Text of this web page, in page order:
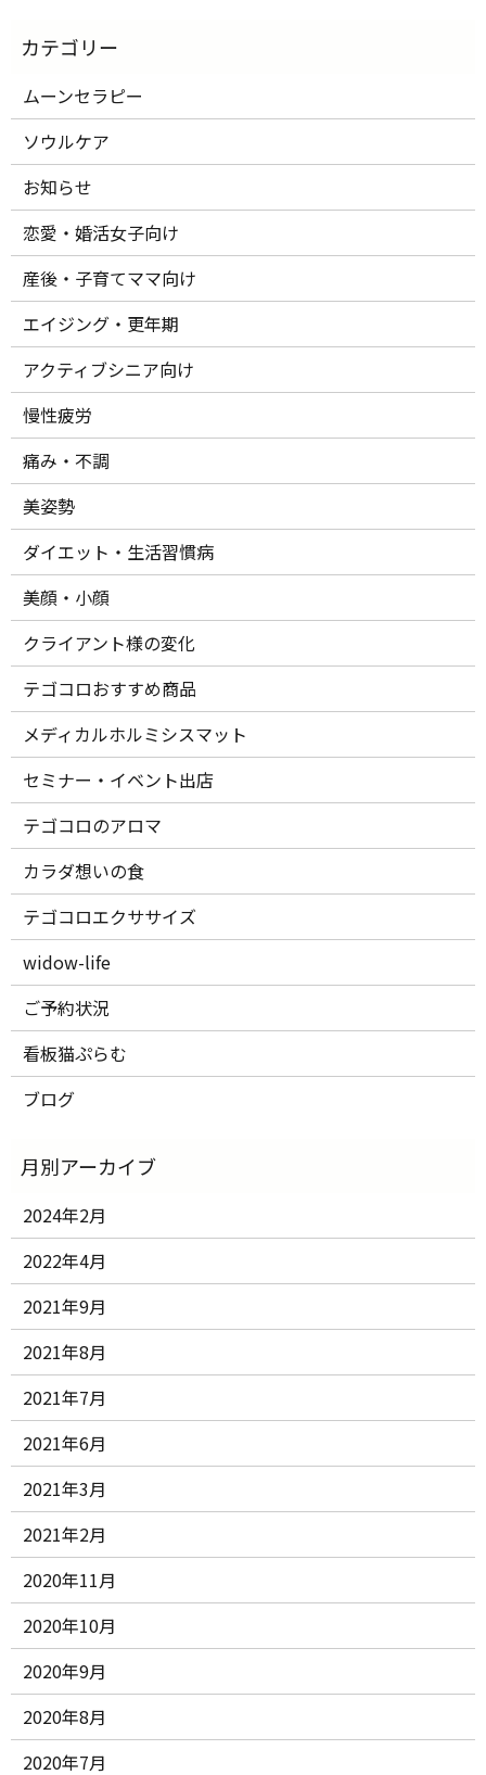
ムーンセラピー
ソウルケア
お知らせ
恋愛・婚活女子向け
産後・子育てママ向け
エイジング・更年期
アクティブシニア向け
慢性疲労
痛み・不調
美姿勢
ダイエット・生活習慣病
美顔・小顔
クライアント様の変化
テゴコロおすすめ商品
メディカルホルミシスマット
セミナー・イベント出店
テゴコロのアロマ
カラダ想いの食
テゴコロエクササイズ
widow-life
ご予約状況
看板猫ぷらむ
ブログ
2024年2月
2022年4月
2021年9月
2021年8月
2021年7月
2021年6月
2021年3月
2021年2月
2020年11月
2020年10月
2020年9月
2020年8月
2020年7月